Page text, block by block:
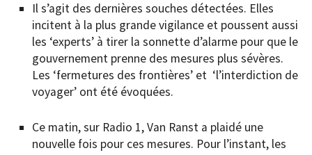
Il s’agit des dernières souches détectées. Elles
incitent à la plus grande vigilance et poussent aussi
les ‘experts’ à tirer la sonnette d’alarme pour que le
gouvernement prenne des mesures plus sévères.
Les ‘fermetures des frontières’ et ‘l’interdiction de
voyager’ ont été évoquées.
Ce matin, sur Radio 1, Van Ranst a plaidé une
nouvelle fois pour ces mesures. Pour l’instant, les